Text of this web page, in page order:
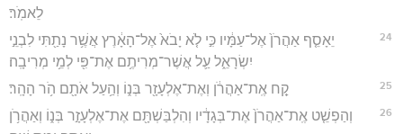
לֵאמֹֽר׃
24
יֵאָסֵ֤ף אַהֲרֹן֙ אֶל־עַמָּ֔יו כִּ֣י לֹ֤א יָבֹא֙ אֶל־הָאָ֔רֶץ אֲשֶׁ֥ר נָתַ֖תִּי לִבְנֵ֣י
יִשְׂרָאֵ֑ל עַ֛ל אֲשֶׁר־מְרִיתֶ֥ם אֶת־פִּ֖י לְמֵ֥י מְרִיבָֽה׃
25 קַ֚ח אֶֽת־אַהֲרֹ֔ן וְאֶת־אֶלְעָזָ֖ר בְּנ֑וֹ וְהַ֥עַל אֹתָ֖ם הֹ֥ר הָהָֽר׃
26
וְהַפְשֵׁ֤ט אֶֽת־אַהֲרֹן֙ אֶת־בְּגָדָ֔יו וְהִלְבַּשְׁתָּ֖ם אֶת־אֶלְעָזָ֣ר בְּנ֑וֹ וְאַהֲרֹ֥ן